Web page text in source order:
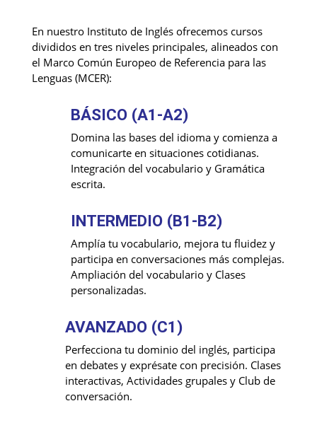
En nuestro Instituto de Inglés ofrecemos cursos
divididos en tres niveles principales, alineados con
el Marco Común Europeo de Referencia para las
Lenguas (MCER):
BÁSICO (A1-A2)
Domina las bases del idioma y comienza a
comunicarte en situaciones cotidianas.
Integración del vocabulario y Gramática
escrita.
INTERMEDIO (B1-B2)
Amplía tu vocabulario, mejora tu fluidez y
participa en conversaciones más complejas.
Ampliación del vocabulario y Clases
personalizadas.
AVANZADO (C1)
Perfecciona tu dominio del inglés, participa
en debates y exprésate con precisión. Clases
interactivas, Actividades grupales y Club de
conversación.